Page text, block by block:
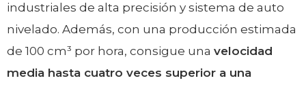
industriales de alta precisión y sistema de auto
nivelado. Además, con una producción estimada
de 100 cm³ por hora, consigue una velocidad
media hasta cuatro veces superior a una